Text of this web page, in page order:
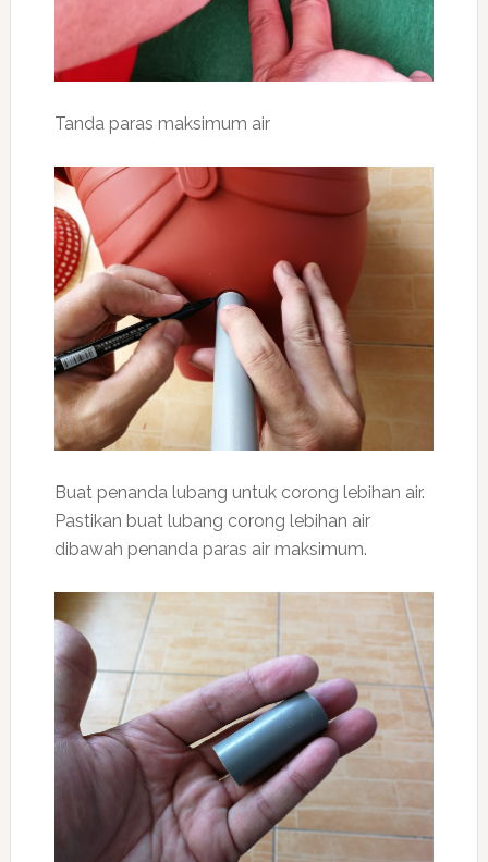
Tanda paras maksimum air
Buat penanda lubang untuk corong lebihan air.
Pastikan buat lubang corong lebihan air
dibawah penanda paras air maksimum.